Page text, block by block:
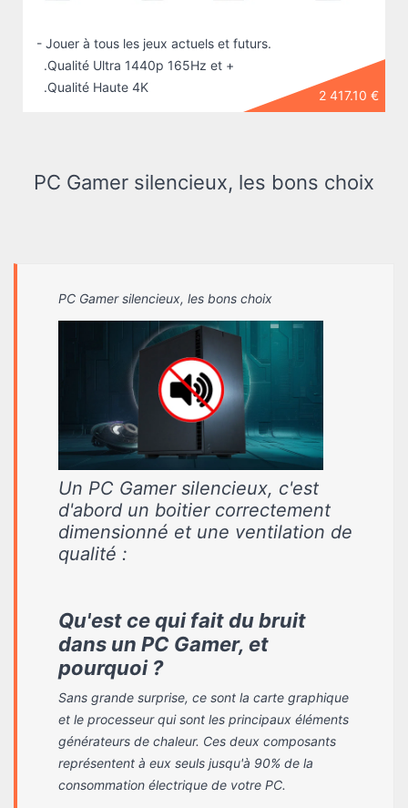
PC Gamer silencieux, les bons choix
PC Gamer silencieux, les bons choix
Un PC Gamer silencieux, c'est
d'abord un boitier correctement
dimensionné et une ventilation de
qualité :
Qu'est ce qui fait du bruit
dans un PC Gamer, et
pourquoi ?
Sans grande surprise, ce sont la carte graphique
et le processeur qui sont les principaux éléments
générateurs de chaleur. Ces deux composants
représentent à eux seuls jusqu'à 90% de la
consommation électrique de votre PC.
2 417.10 €
- Jouer à tous les jeux actuels et futurs.
.Qualité Ultra 1440p 165Hz et +
.Qualité Haute 4K